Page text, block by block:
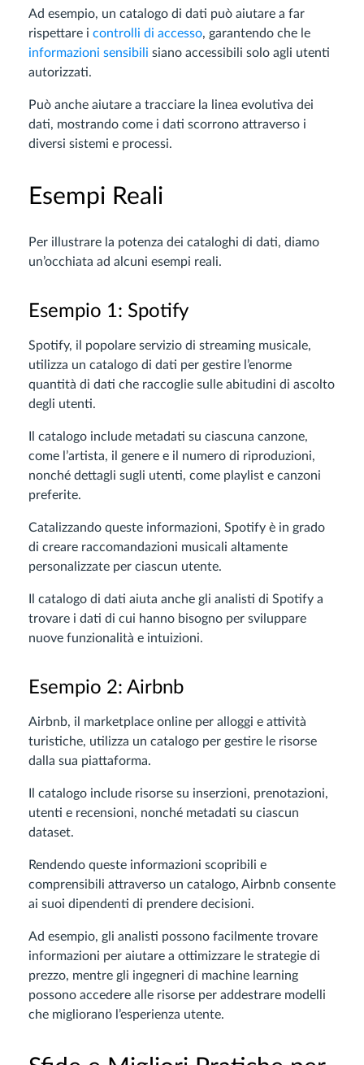
Ad esempio, un catalogo di dati può aiutare a far
rispettare i controlli di accesso, garantendo che le
informazioni sensibili siano accessibili solo agli utenti
autorizzati.
Può anche aiutare a tracciare la linea evolutiva dei
dati, mostrando come i dati scorrono attraverso i
diversi sistemi e processi.
Esempi Reali
Per illustrare la potenza dei cataloghi di dati, diamo
un’occhiata ad alcuni esempi reali.
Esempio 1: Spotify
Spotify, il popolare servizio di streaming musicale,
utilizza un catalogo di dati per gestire l’enorme
quantità di dati che raccoglie sulle abitudini di ascolto
degli utenti.
Il catalogo include metadati su ciascuna canzone,
come l’artista, il genere e il numero di riproduzioni,
nonché dettagli sugli utenti, come playlist e canzoni
preferite.
Catalizzando queste informazioni, Spotify è in grado
di creare raccomandazioni musicali altamente
personalizzate per ciascun utente.
Il catalogo di dati aiuta anche gli analisti di Spotify a
trovare i dati di cui hanno bisogno per sviluppare
nuove funzionalità e intuizioni.
Esempio 2: Airbnb
Airbnb, il marketplace online per alloggi e attività
turistiche, utilizza un catalogo per gestire le risorse
dalla sua piattaforma.
Il catalogo include risorse su inserzioni, prenotazioni,
utenti e recensioni, nonché metadati su ciascun
dataset.
Rendendo queste informazioni scopribili e
comprensibili attraverso un catalogo, Airbnb consente
ai suoi dipendenti di prendere decisioni.
Ad esempio, gli analisti possono facilmente trovare
informazioni per aiutare a ottimizzare le strategie di
prezzo, mentre gli ingegneri di machine learning
possono accedere alle risorse per addestrare modelli
che migliorano l’esperienza utente.